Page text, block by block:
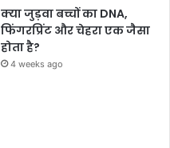
क्या जुड़वा बच्चों का DNA,
फिंगरप्रिंट और चेहरा एक जैसा
होता है?
4 weeks ago